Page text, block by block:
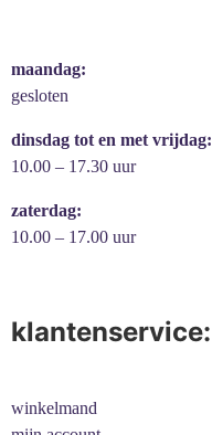
maandag:
gesloten
dinsdag tot en met vrijdag:
10.00 – 17.30 uur
zaterdag:
10.00 – 17.00 uur
klantenservice:
winkelmand